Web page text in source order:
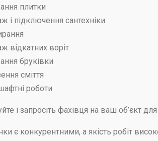
плитки
і підключення сантехніки
відкатних воріт
бруківки
сміття
роботи
і запросіть фахівця на ваш об’єкт
є конкурентними, а якість робіт